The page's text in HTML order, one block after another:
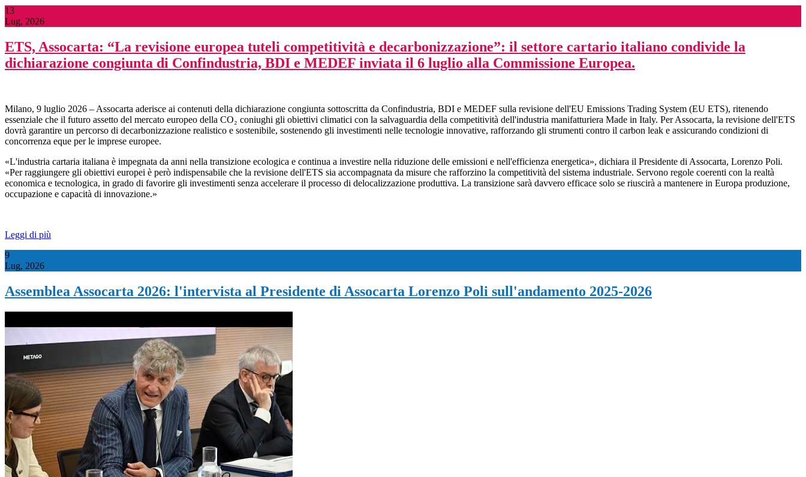
13
Lug, 2026
ETS, Assocarta: “La revisione europea tuteli competitività e decarbonizzazione”: il settore cartario italiano condivide la
dichiarazione congiunta di Confindustria, BDI e MEDEF inviata il 6 luglio alla Commissione Europea.
Milano, 9 luglio 2026 – Assocarta aderisce ai contenuti della dichiarazione congiunta sottoscritta da Confindustria, BDI e MEDEF sulla revisione dell'EU Emissions Trading System (EU ETS), ritenendo
essenziale che il futuro assetto del mercato europeo della CO₂ coniughi gli obiettivi climatici con la salvaguardia della competitività dell'industria manifatturiera Made in Italy. Per Assocarta, la revisione dell'ETS
dovrà garantire un percorso di decarbonizzazione realistico e sostenibile, sostenendo gli investimenti nelle tecnologie innovative, rafforzando gli strumenti contro il carbon leak e assicurando condizioni di
concorrenza eque per le imprese europee.
«L'industria cartaria italiana è impegnata da anni nella transizione ecologica e continua a investire nella riduzione delle emissioni e nell'efficienza energetica», dichiara il Presidente di Assocarta, Lorenzo Poli.
«Per raggiungere gli obiettivi europei è però indispensabile che la revisione dell'ETS sia accompagnata da misure che rafforzino la competitività del sistema industriale. Servono regole coerenti con la realtà
economica e tecnologica, in grado di favorire gli investimenti senza accelerare il processo di delocalizzazione produttiva. La transizione sarà davvero efficace solo se riuscirà a mantenere in Europa produzione,
occupazione e capacità di innovazione.»
Leggi di più
9
Lug, 2026
Assemblea Assocarta 2026: l'intervista al Presidente di Assocarta Lorenzo Poli sull'andamento 2025-2026